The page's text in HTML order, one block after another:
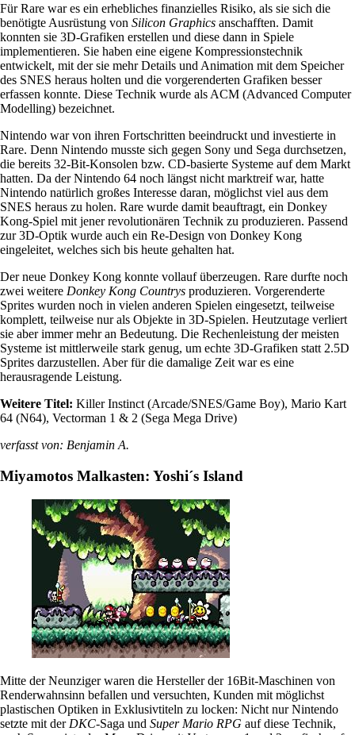
Für Rare war es ein erhebliches finanzielles Risiko, als sie sich die
benötigte Ausrüstung von Silicon Graphics anschafften. Damit
konnten sie 3D-Grafiken erstellen und diese dann in Spiele
implementieren. Sie haben eine eigene Kompressionstechnik
entwickelt, mit der sie mehr Details und Animation mit dem Speicher
des SNES heraus holten und die vorgerenderten Grafiken besser
erfassen konnte. Diese Technik wurde als ACM (Advanced Computer
Modelling) bezeichnet.
Nintendo war von ihren Fortschritten beeindruckt und investierte in
Rare. Denn Nintendo musste sich gegen Sony und Sega durchsetzen,
die bereits 32-Bit-Konsolen bzw. CD-basierte Systeme auf dem Markt
hatten. Da der Nintendo 64 noch längst nicht marktreif war, hatte
Nintendo natürlich großes Interesse daran, möglichst viel aus dem
SNES heraus zu holen. Rare wurde damit beauftragt, ein Donkey
Kong-Spiel mit jener revolutionären Technik zu produzieren. Passend
zur 3D-Optik wurde auch ein Re-Design von Donkey Kong
eingeleitet, welches sich bis heute gehalten hat.
Der neue Donkey Kong konnte vollauf überzeugen. Rare durfte noch
zwei weitere Donkey Kong Countrys produzieren. Vorgerenderte
Sprites wurden noch in vielen anderen Spielen eingesetzt, teilweise
komplett, teilweise nur als Objekte in 3D-Spielen. Heutzutage verliert
sie aber immer mehr an Bedeutung. Die Rechenleistung der meisten
Systeme ist mittlerweile stark genug, um echte 3D-Grafiken statt 2.5D
Sprites darzustellen. Aber für die damalige Zeit war es eine
herausragende Leistung.
Weitere Titel: Killer Instinct (Arcade/SNES/Game Boy), Mario Kart
64 (N64), Vectorman 1 & 2 (Sega Mega Drive)
verfasst von: Benjamin A.
Miyamotos Malkasten: Yoshi´s Island
Mitte der Neunziger waren die Hersteller der 16Bit-Maschinen von
Renderwahnsinn befallen und versuchten, Kunden mit möglichst
plastischen Optiken in Exklusivtiteln zu locken: Nicht nur Nintendo
setzte mit der DKC-Saga und Super Mario RPG auf diese Technik,